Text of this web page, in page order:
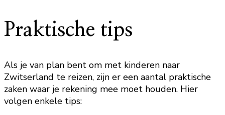
Praktische tips
Als je van plan bent om met kinderen naar
Zwitserland te reizen, zijn er een aantal praktische
zaken waar je rekening mee moet houden. Hier
volgen enkele tips: